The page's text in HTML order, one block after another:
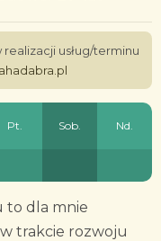
usług/terminu
Pt. Sob. Nd.
to dla mnie
trakcie rozwoju